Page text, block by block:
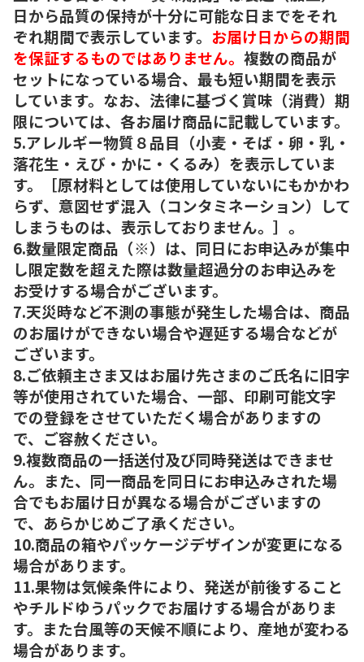
日から品質の保持が十分に可能な日までをそれ
ぞれ期間で表示しています。 お届け日からの期間
を保証するものではありません。 複数の商品が
セットになっている場合、最も短い期間を表示
しています。なお、法律に基づく賞味（消費）期
限については、各お届け商品に記載しています。
5.アレルギー物質８品目（小麦・そば・卵・乳・
落花生・えび・かに・くるみ）を表示していま
す。［原材料としては使用していないにもかかわ
らず、意図せず混入（コンタミネーション）して
しまうものは、表示しておりません。］。
6.数量限定商品（※）は、同日にお申込みが集中
し限定数を超えた際は数量超過分のお申込みを
お受けする場合がございます。
7.天災時など不測の事態が発生した場合は、商品
のお届けができない場合や遅延する場合などが
ございます。
8.ご依頼主さま又はお届け先さまのご氏名に旧字
等が使用されていた場合、一部、印刷可能文字
での登録をさせていただく場合がありますの
で、ご容赦ください。
9.複数商品の一括送付及び同時発送はできませ
ん。また、同一商品を同日にお申込みされた場
合でもお届け日が異なる場合がございますの
で、あらかじめご了承ください。
10.商品の箱やパッケージデザインが変更になる
場合があります。
11.果物は気候条件により、発送が前後すること
やチルドゆうパックでお届けする場合がありま
す。また台風等の天候不順により、産地が変わる
場合があります。